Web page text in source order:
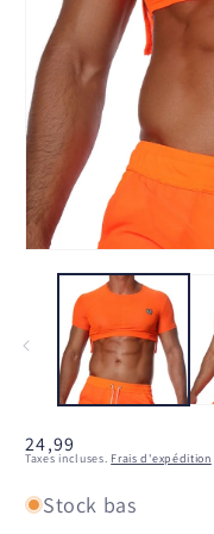
une
fenêtre
modale
Prix
24,99
Taxes incluses. Frais d'expédition
Stock bas